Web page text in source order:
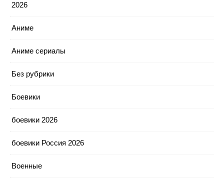
2026
Аниме
Аниме сериалы
Без рубрики
Боевики
боевики 2026
боевики Россия 2026
Военные